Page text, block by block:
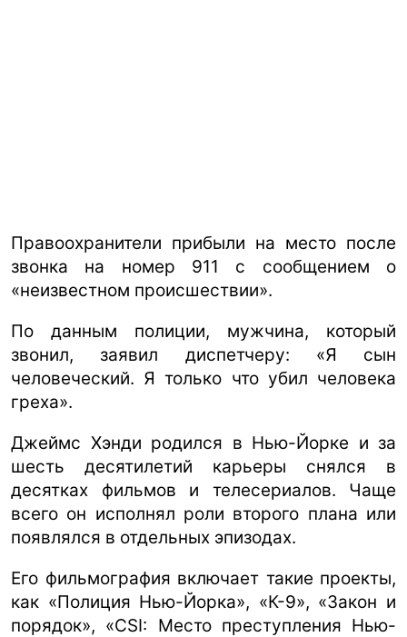
Правоохранители прибыли на место после
звонка на номер 911 с сообщением о
«неизвестном происшествии».
По данным полиции, мужчина, который
звонил, заявил диспетчеру: «Я сын
человеческий. Я только что убил человека
греха».
Джеймс Хэнди родился в Нью-Йорке и за
шесть десятилетий карьеры снялся в
десятках фильмов и телесериалов. Чаще
всего он исполнял роли второго плана или
появлялся в отдельных эпизодах.
Его фильмография включает такие проекты,
как «Полиция Нью-Йорка», «К-9», «Закон и
порядок», «CSI: Место преступления Нью-